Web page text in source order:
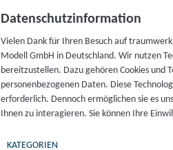
Datenschutzinformation
Vielen Dank für Ihren Besuch auf
Modell GmbH in Deutschland. Wir nutzen
bereitzustellen. Dazu gehören Cookies
personenbezogenen Daten. Diese
erforderlich. Dennoch ermöglichen sie es
Ihnen zu interagieren. Sie können Ihre
KATEGORIEN